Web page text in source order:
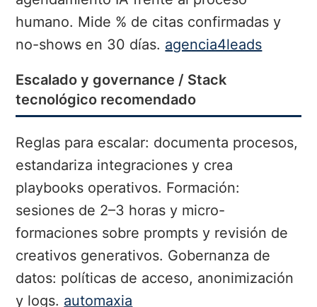
humano. Mide % de citas confirmadas y
no-shows en 30 días. agencia4leads
Escalado y governance / Stack
tecnológico recomendado
Reglas para escalar: documenta procesos,
estandariza integraciones y crea
playbooks operativos. Formación:
sesiones de 2–3 horas y micro-
formaciones sobre prompts y revisión de
creativos generativos. Gobernanza de
datos: políticas de acceso, anonimización
y logs. automaxia